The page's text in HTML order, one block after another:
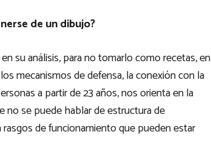
de un dibujo?
su análisis, para no tomarlo como recetas, en
mecanismos de defensa, la conexión con la
a partir de 23 años, nos orienta en la
no se puede hablar de estructura de
de funcionamiento que pueden estar